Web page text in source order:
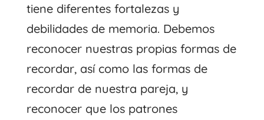
tiene diferentes fortalezas y
debilidades de memoria. Debemos
reconocer nuestras propias formas de
recordar, así como las formas de
recordar de nuestra pareja, y
reconocer que los patrones